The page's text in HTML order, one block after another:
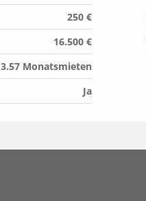
250 €
16.500 €
3.57 Monatsmieten
Ja